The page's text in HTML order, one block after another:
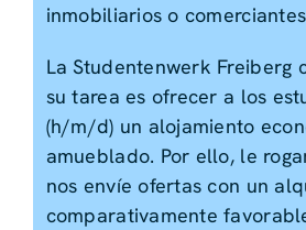
inmobiliarios o
La Studentenwerk Freiberg
su tarea es ofrecer a los
(h/m/d) un alojamiento
amueblado. Por ello, le
nos envíe ofertas con un
comparativamente